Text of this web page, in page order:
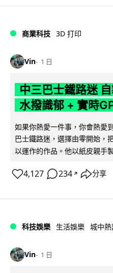
商業科技 3D 打印
Vin 1 日
中三巴士鐵路迷
水撥識郁 + 實時
如果你熱愛一件事，你會熱愛
巴士鐵路迷，選擇由零開始，
以運作的作品。他以紙皮親手
4,127 234 ↗ 分享
科技娛樂 生活娛樂 城中
Vin 1 日